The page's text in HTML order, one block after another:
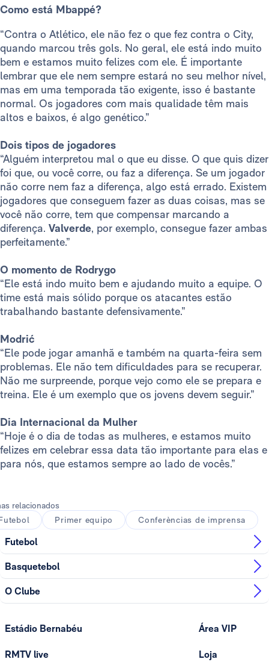
Como está Mbappé?
“Contra o Atlético, ele não fez o que fez contra o City,
quando marcou três gols. No geral, ele está indo muito
bem e estamos muito felizes com ele. É importante
lembrar que ele nem sempre estará no seu melhor nível,
mas em uma temporada tão exigente, isso é bastante
normal. Os jogadores com mais qualidade têm mais
altos e baixos, é algo genético.”
Dois tipos de jogadores
“Alguém interpretou mal o que eu disse. O que quis dizer
foi que, ou você corre, ou faz a diferença. Se um jogador
não corre nem faz a diferença, algo está errado. Existem
jogadores que conseguem fazer as duas coisas, mas se
você não corre, tem que compensar marcando a
diferença. Valverde, por exemplo, consegue fazer ambas
perfeitamente.”
O momento de Rodrygo
“Ele está indo muito bem e ajudando muito a equipe. O
time está mais sólido porque os atacantes estão
trabalhando bastante defensivamente.”
Modrić
“Ele pode jogar amanhã e também na quarta-feira sem
problemas. Ele não tem dificuldades para se recuperar.
Não me surpreende, porque vejo como ele se prepara e
treina. Ele é um exemplo que os jovens devem seguir.”
Dia Internacional da Mulher
“Hoje é o dia de todas as mulheres, e estamos muito
felizes em celebrar essa data tão importante para elas e
para nós, que estamos sempre ao lado de vocês.”
relacionados
Primer equipo Conferèncias de imprensa
Futebol
Basquetebol
O Clube
Estádio Bernabéu
RMTV live
Área VIP
Loja